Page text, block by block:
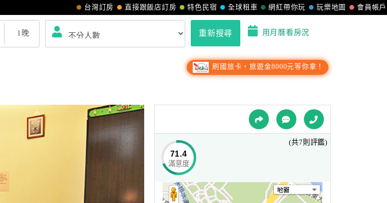
會員帳戶
玩樂地圖
網紅帶你玩
全球租車
特色民宿
直接跟飯店訂房
台灣訂房
1 晚 重新搜尋 用月曆看房況
刷國旅卡，旅遊金8000元等你拿！
71.4
滿意度
(共7則評鑑)